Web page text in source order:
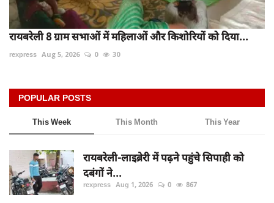
रायबरेली 8 ग्राम सभाओं में महिलाओं और किशोरियों को दिया...
rexpress Aug 5, 2026 0 30
POPULAR POSTS
This Week This Month This Year
रायबरेली-लाइब्रेरी में पढ़ने पहुंचे सिपाही को
दबंगों ने...
rexpress Aug 1, 2026 0 867